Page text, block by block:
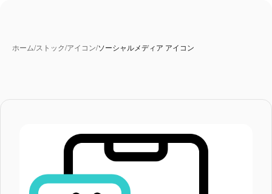
ホーム/ストック/アイコン/ソーシャルメディア アイコン